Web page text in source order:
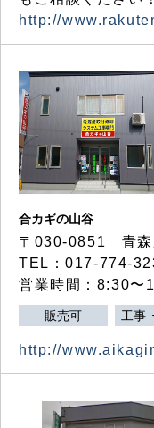
http://
合カギの山谷
〒030-0851 青森
TEL：017-774-
営業時間：8:30〜
販売可 工事
http://